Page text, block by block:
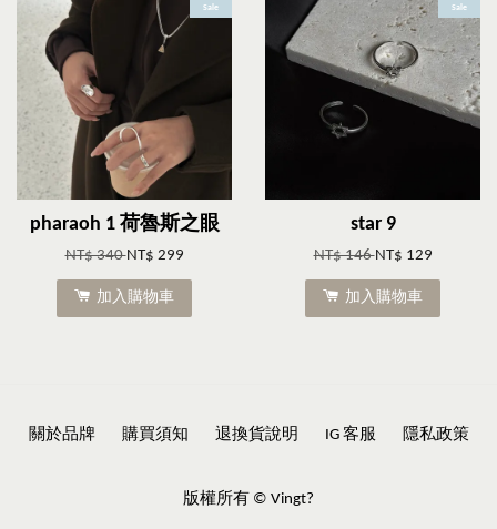
Sale
pharaoh 1 荷魯斯之眼
NT$ 340NT$ 299
加入購物車
Sale
star 9
NT$ 146NT$ 129
加入購物車
關於品牌 購買須知 退換貨說明 IG 客服 隱私政策
版權所有 © Vingt?